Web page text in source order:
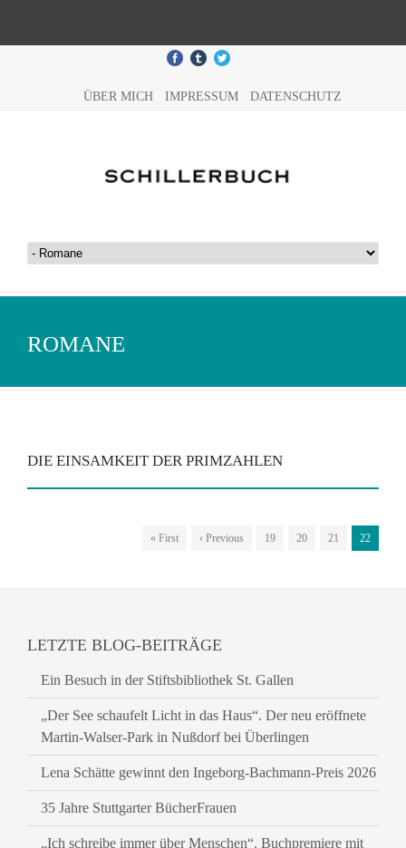
ÜBER MICH IMPRESSUM DATENSCHUTZ
ROMANE
DIE EINSAMKEIT DER PRIMZAHLEN
« First ‹ Previous 19 20 21 22
LETZTE BLOG-BEITRÄGE
Ein Besuch in der Stiftsbibliothek St. Gallen
„Der See schaufelt Licht in das Haus“. Der neu eröffnete
Martin-Walser-Park in Nußdorf bei Überlingen
Lena Schätte gewinnt den Ingeborg-Bachmann-Preis 2026
35 Jahre Stuttgarter BücherFrauen
„Ich schreibe immer über Menschen“. Buchpremiere mit